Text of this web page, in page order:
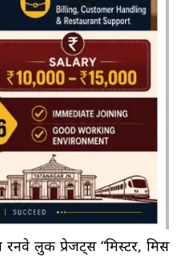
रनवे लुक प्रेजेंट्स “मिस्टर, मिस